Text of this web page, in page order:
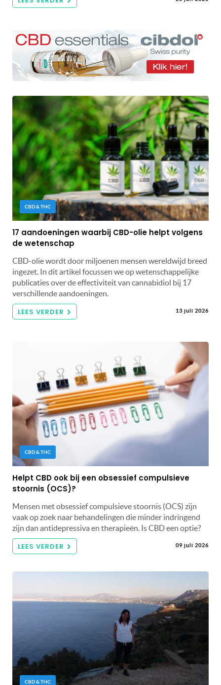
CBD & THC
17 aandoeningen waarbij CBD-olie helpt volgens
de wetenschap
CBD-olie wordt door miljoenen mensen wereldwijd breed
ingezet. In dit artikel focussen we op wetenschappelijke
publicaties over de effectiviteit van cannabidiol bij 17
verschillende aandoeningen.
LEES VERDER 13 juli 2026
CBD & THC
Helpt CBD ook bij een obsessief compulsieve
stoornis (OCS)?
Mensen met obsessief compulsieve stoornis (OCS) zijn
vaak op zoek naar behandelingen die minder indringend
zijn dan antidepressiva en therapieën. Is CBD een optie?
LEES VERDER 09 juli 2026
CBD & THC